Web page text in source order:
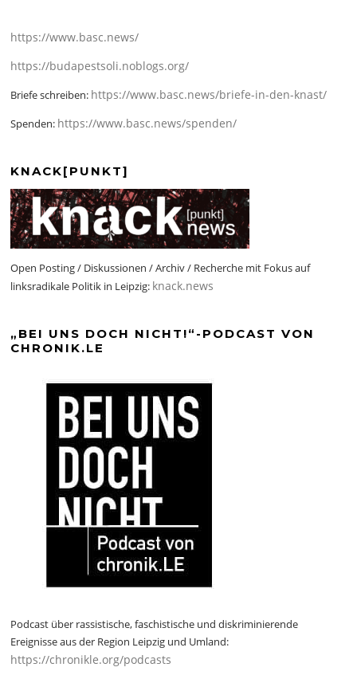
https://www.basc.news/
https://budapestsoli.noblogs.org/
Briefe schreiben: https://www.basc.news/briefe-in-den-knast/
Spenden: https://www.basc.news/spenden/
KNACK[PUNKT]
Open Posting / Diskussionen / Archiv / Recherche mit Fokus auf
linksradikale Politik in Leipzig: knack.news
„BEI UNS DOCH NICHT!“-PODCAST VON
CHRONIK.LE
Podcast über rassistische, faschistische und diskriminierende
Ereignisse aus der Region Leipzig und Umland:
https://chronikle.org/podcasts